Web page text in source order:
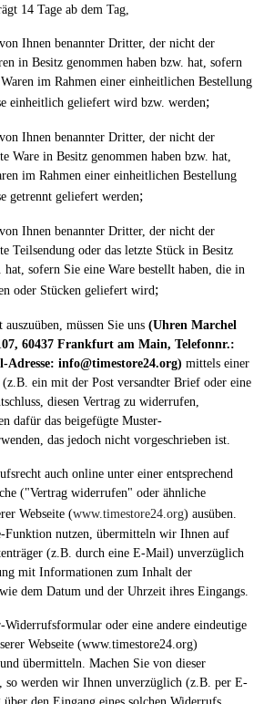
14 Tage ab dem Tag,
Ihnen benannter Dritter, der nicht der
in Besitz genommen haben bzw. hat, sofern
im Rahmen einer einheitlichen Bestellung
einheitlich geliefert wird bzw. werden;
Ihnen benannter Dritter, der nicht der
Ware in Besitz genommen haben bzw. hat,
im Rahmen einer einheitlichen Bestellung
getrennt geliefert werden;
Ihnen benannter Dritter, der nicht der
Teilsendung oder das letzte Stück in Besitz
hat, sofern Sie eine Ware bestellt haben, die in
oder Stücken geliefert wird ;
müssen Sie uns (Uhren Marchel
60437 Frankfurt am Main, Telefonnr.:
Adresse: info@timestore24.org) mittels einer
ein mit der Post versandter Brief oder eine
diesen Vertrag zu widerrufen,
dafür das beigefügte Muster-
das jedoch nicht vorgeschrieben ist.
auch online unter einer entsprechend
("Vertrag widerrufen" oder ähnliche
Webseite (www.timestore24.org) ausüben.
Funktion nutzen, übermitteln wir Ihnen auf
(z.B. durch eine E-Mail) unverzüglich
mit Informationen zum Inhalt der
dem Datum und der Uhrzeit ihres Eingangs.
Widerrufsformular oder eine andere eindeutige
Webseite (www.timestore24.org)
übermitteln. Machen Sie von dieser
so werden wir Ihnen unverzüglich (z.B. per E-